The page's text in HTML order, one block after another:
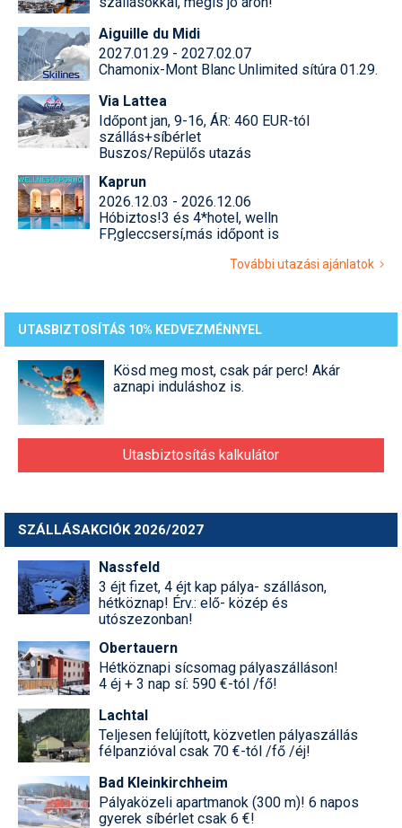
Aiguille du Midi
2027.01.29 - 2027.02.07
Chamonix-Mont Blanc Unlimited sítúra 01.29.
Via Lattea
Időpont jan, 9-16, ÁR: 460 EUR-tól
szállás+síbérlet
Buszos/Repülős utazás
Kaprun
2026.12.03 - 2026.12.06
Hóbiztos!3 és 4*hotel, welln
FP,gleccsersí,más időpont is
További utazási ajánlatok
UTASBIZTOSÍTÁS 10% KEDVEZMÉNNYEL
Kösd meg most, csak pár perc! Akár
aznapi induláshoz is.
Utasbiztosítás kalkulátor
SZÁLLÁSAKCIÓK 2026/2027
Nassfeld
3 éjt fizet, 4 éjt kap pálya- szálláson,
hétköznap! Érv.: elő- közép és
utószezonban!
Obertauern
Hétköznapi sícsomag pályaszálláson!
4 éj + 3 nap sí: 590 €-tól /fő!
Lachtal
Teljesen felújított, közvetlen pályaszállás
félpanzióval csak 70 €-tól /fő /éj!
Bad Kleinkirchheim
Pályaközeli apartmanok (300 m)! 6 napos
gyerek síbérlet csak 6 €!